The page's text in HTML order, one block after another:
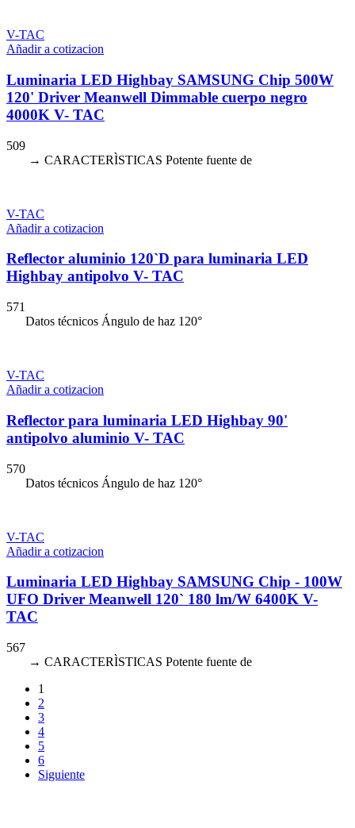
V-TAC
Añadir a cotizacion
Luminaria LED Highbay SAMSUNG Chip 500W
120' Driver Meanwell Dimmable cuerpo negro
4000K V- TAC
509
→ CARACTERÌSTICAS Potente fuente de
V-TAC
Añadir a cotizacion
Reflector aluminio 120`D para luminaria LED
Highbay antipolvo V- TAC
571
Datos técnicos Ángulo de haz 120°
V-TAC
Añadir a cotizacion
Reflector para luminaria LED Highbay 90'
antipolvo aluminio V- TAC
570
Datos técnicos Ángulo de haz 120°
V-TAC
Añadir a cotizacion
Luminaria LED Highbay SAMSUNG Chip - 100W
UFO Driver Meanwell 120` 180 lm/W 6400K V-
TAC
567
→ CARACTERÌSTICAS Potente fuente de
1
2
3
4
5
6
Siguiente